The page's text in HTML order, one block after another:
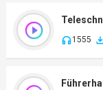
1555